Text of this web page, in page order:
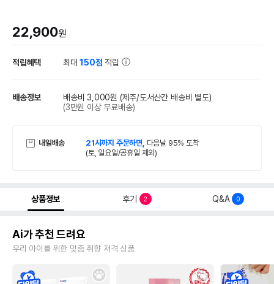
22,900원
적립혜택 최대150점 적립
배송정보 배송비 3,000원 (제주/도서산간 배송비 별도)
(3만원 이상 무료배송)
내일배송 21시까지 주문하면, 다음날 95% 도착
(토, 일요일/공휴일 제외)
상품정보 후기 2 Q&A 0
Ai가 추천 드려요
우리 아이를 위한 맞춤 취향 저격 상품